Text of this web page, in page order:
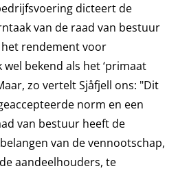
dicteert de
van de raad van bestuur
rendement voor
bekend als het ‘primaat
zo vertelt Sjåfjell ons: "Dit
norm en een
van bestuur heeft de
van de vennootschap,
aandeelhouders, te